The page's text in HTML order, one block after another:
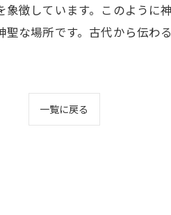
徴しています。このように
な場所です。古代から伝わ
一覧に戻る